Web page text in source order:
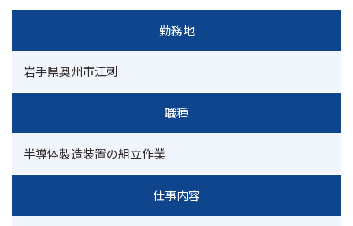
勤務地
職種
半導体製造装置の組立作業
仕事内容